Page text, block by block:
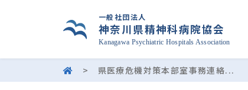
一般社団法人
神奈川県精神科病院協会
Kanagawa Psychiatric Hospitals Association
> 県医療危機対策本部室事務連絡...